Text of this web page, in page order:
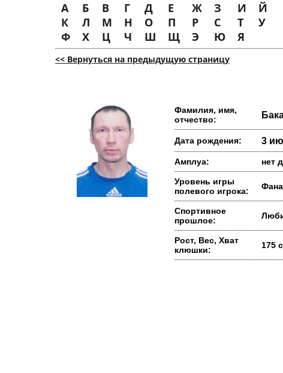
А Б В Г Д Е Ж З И
Й
К
Л М Н О П Р С Т
У
Ф
Х Ц Ч Ш Щ Э Ю Я
<< Вернуться на предыдущую страницу
Фамилия, имя,
отчество:
Дата рождения: 3
Амплуа: нет
Уровень игры
полевого игрока:
Спортивное
прошлое:
Рост, Вес, Хват
клюшки:
175